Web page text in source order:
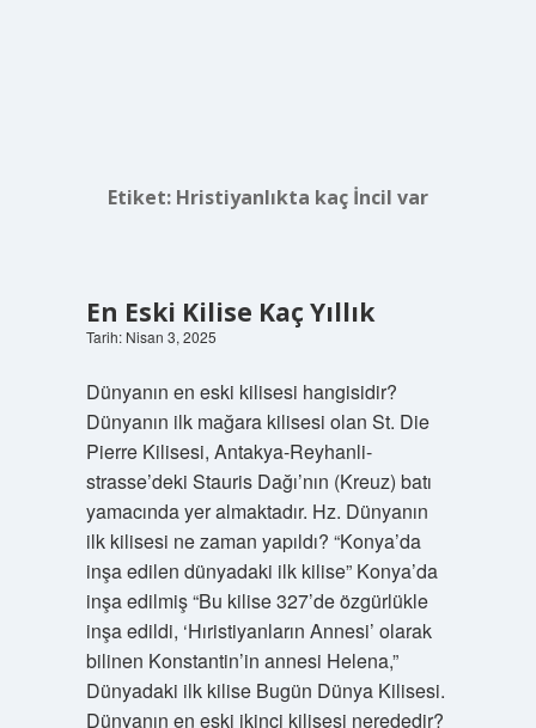
Etiket: Hristiyanlıkta kaç İncil var
En Eski Kilise Kaç Yıllık
Tarih: Nisan 3, 2025
Dünyanın en eski kilisesi hangisidir?
Dünyanın ilk mağara kilisesi olan St. Die
Pierre Kilisesi, Antakya-Reyhanli-
strasse’deki Stauris Dağı’nın (Kreuz) batı
yamacında yer almaktadır. Hz. Dünyanın
ilk kilisesi ne zaman yapıldı? “Konya’da
inşa edilen dünyadaki ilk kilise” Konya’da
inşa edilmiş “Bu kilise 327’de özgürlükle
inşa edildi, ‘Hıristiyanların Annesi’ olarak
bilinen Konstantin’in annesi Helena,”
Dünyadaki ilk kilise Bugün Dünya Kilisesi.
Dünyanın en eski ikinci kilisesi nerededir?